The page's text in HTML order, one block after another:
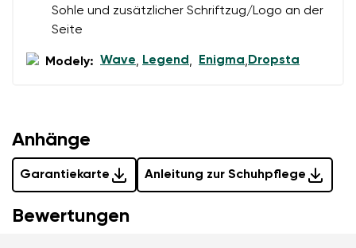
Sohle und zusätzlicher Schriftzug/Logo an der
Seite
Modely: Wave, Legend , Enigma, Dropsta
Anhänge
Garantiekarte Anleitung zur Schuhpflege
Bewertungen